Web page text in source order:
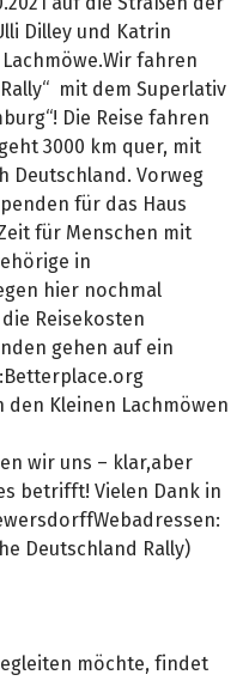
Dilley und Katrin
fahren
mit dem Superlativ
Die Reise fahren
3000 km quer, mit
Deutschland. Vorweg
für das Haus
für Menschen mit
in
hier nochmal
Reisekosten
gehen auf ein
den Kleinen Lachmöwen
wir uns – klar,aber
betrifft! Vielen Dank in
Deutschland Rally)
möchte, findet